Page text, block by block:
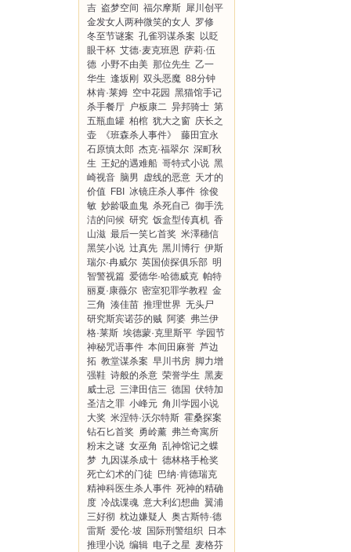
吉 盗梦空间 福尔摩斯 犀川创平
金发女人两种微笑的女人
罗修
冬至节谜案 孔雀羽谋杀案
以眨
眼干杯 艾德·麦克班恩 萨莉·伍
德 小野不由美 那位先生 乙一
华生 逢坂刚 双头恶魔 88分钟
林肯·莱姆 空中花园 黑猫馆手记
杀手餐厅 户板康二 异邦骑士 第
五瓶血罐 柏棺 犹大之窗 庆长之
壶
《班森杀人事件》
藤田宜永
石原慎太郎 杰克·福翠尔 深町秋
生 王妃的遇难船 哥特式小说 黑
崎视音 脑男 虚线的恶意 天才的
价值
FBI 冰镜庄杀人事件 徐俊
敏 妙龄吸血鬼 杀死自己 御手洗
洁的问候 研究 饭盒型传真机 香
山滋 最后一笑匕首奖 米澤穗信
黑笑小说 辻真先 黑川博行 伊斯
瑞尔·冉威尔 英国侦探俱乐部 明
智警视篇 爱德华·哈德威克 帕特
丽夏·康薇尔 密室犯罪学教程 金
三角 湊佳苗 推理世界 无头尸
研究斯宾诺莎的贼 阿婆 弗兰伊
格·莱斯 埃德蒙·克里斯平 学园节
神秘咒语事件 本间田麻誉 芦边
拓 教堂谋杀案 早川书房 脚力增
强鞋 诗般的杀意 荣誉学生 黑麦
威士忌 三津田信三 德国 伏特加
圣洁之罪 小峰元 角川学园小说
大奖 米涅特·沃尔特斯 霍桑探案
钻石匕首奖 勇岭薰 弗兰奇寓所
粉末之谜 女巫角 乱神馆记之蝶
梦 九因谋杀成十 德林格手枪奖
死亡幻术的门徒
巴纳·肯德瑞克
精神科医生杀人事件 死神的精确
度 冷战谍魂 意大利幻想曲 翼浦
三好彻 枕边嫌疑人 奥古斯特·德
雷斯 爱伦·坡 国际刑警组织
日本
推理小说 编辑 电子之星 麦格芬